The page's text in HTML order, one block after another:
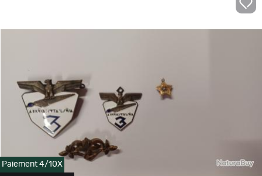
Paiement 4/10X